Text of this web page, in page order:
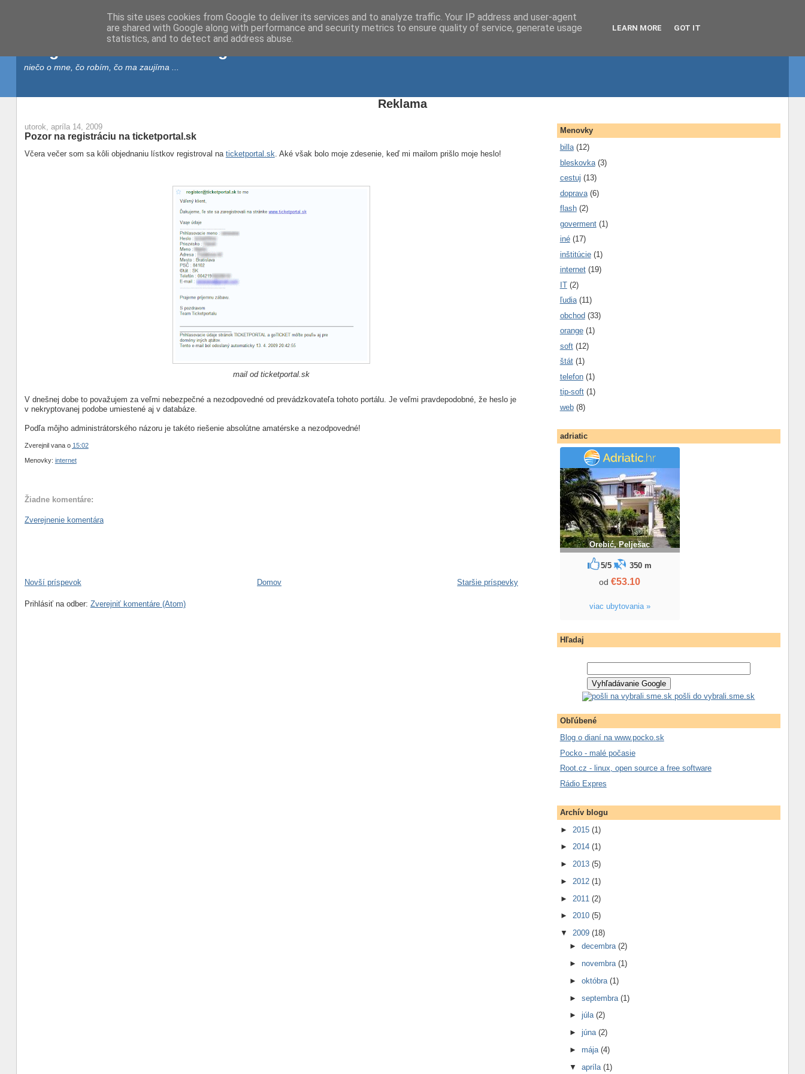
niečo o mne, čo robím, čo ma zaujíma ...
Reklama
utorok, apríla 14, 2009
Pozor na registráciu na ticketportal.sk
Včera večer som sa kôli objednaniu lístkov registroval na ticketportal.sk. Aké však bolo moje zdesenie, keď mi mailom prišlo moje heslo!
mail od ticketportal.sk
V dnešnej dobe to považujem za veľmi nebezpečné a nezodpovedné od prevádzkovateľa tohoto portálu. Je veľmi pravdepodobné, že heslo je
v nekryptovanej podobe umiestené aj v databáze.
Podľa môjho administrátorského názoru je takéto riešenie absolútne amatérske a nezodpovedné!
Zverejnil vana o 15:02
Menovky: internet
Žiadne komentáre:
Zverejnenie komentára
Novší príspevok Staršie príspevky
Domov
Prihlásiť na odber: Zverejniť komentáre (Atom)
Menovky
billa (12)
bleskovka (3)
cestuj (13)
doprava (6)
flash (2)
goverment (1)
iné (17)
inštitúcie (1)
internet (19)
IT (2)
ľudia (11)
obchod (33)
orange (1)
soft (12)
štát (1)
telefon (1)
tip-soft (1)
web (8)
adriatic
Orebić, Pelješac
5/5 350 m
od€53.10
viac ubytovania »
Hľadaj
pošli do vybrali.sme.sk
Obľúbené
Blog o dianí na www.pocko.sk
Pocko - malé počasie
Root.cz - linux, open source a free software
Rádio Expres
Archív blogu
► 2015 (1)
► 2014 (1)
► 2013 (5)
► 2012 (1)
► 2011 (2)
► 2010 (5)
▼ 2009 (18)
►decembra(2)
►novembra(1)
►októbra(1)
►septembra(1)
►júla(2)
►júna(2)
►mája(4)
▼apríla(1)
This site uses cookies from Google to deliver its services and to analyze traffic. Your IP address and user-agent
are shared with Google along with performance and security metrics to ensure quality of service, generate usage
statistics, and to detect and address abuse.
LEARN MORE GOT IT